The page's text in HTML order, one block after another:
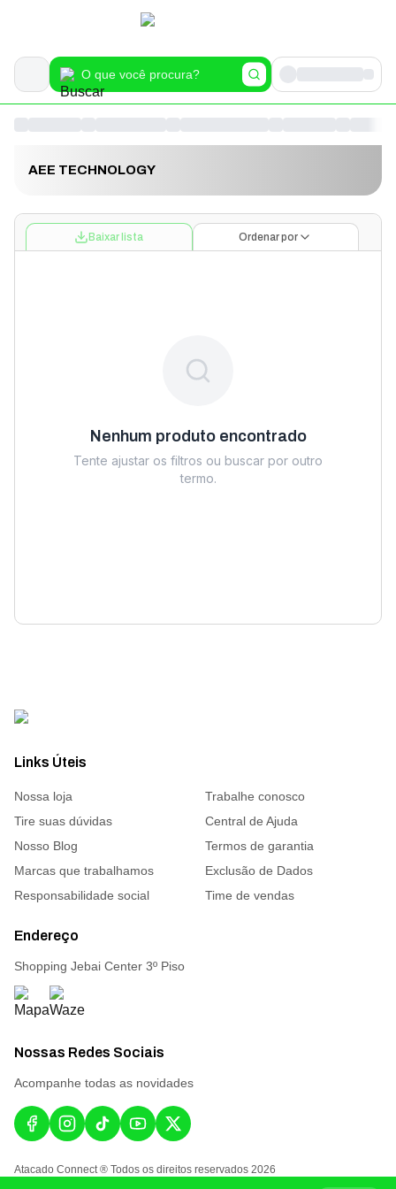
AEE TECHNOLOGY
Baixar lista Ordenar por
Nenhum produto encontrado
Tente ajustar os filtros ou buscar por outro
termo.
Links Úteis
Nossa loja
Trabalhe conosco
Tire suas dúvidas
Central de Ajuda
Nosso Blog
Termos de garantia
Marcas que trabalhamos
Exclusão de Dados
Responsabilidade social
Time de vendas
Endereço
Shopping Jebai Center 3º Piso
Nossas Redes Sociais
Acompanhe todas as novidades
Atacado Connect ® Todos os direitos reservados 2026